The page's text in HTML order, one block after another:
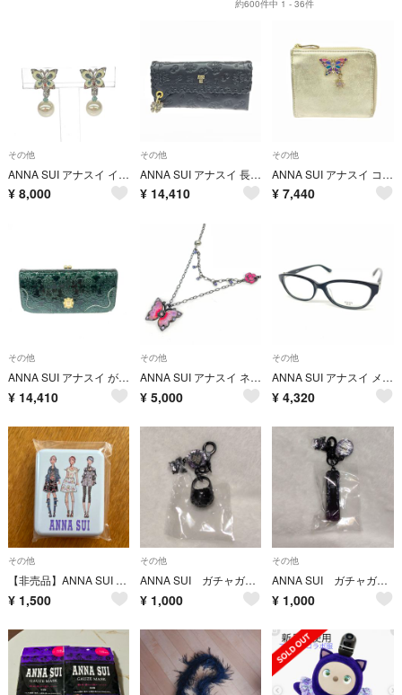
約600件中 1 - 36件
その他
ANNA SUI アナスイ イヤリング バタフライ/蝶/フェイクパール ホワイト レディース / 240001211988
¥ 8,000
その他
ANNA SUI アナスイ 長財布/ダリア がま口/エンボスレザー ブラック レディース / 240001211342
¥ 14,410
その他
ANNA SUI アナスイ コインパース バタフライモチーフ/レザー/ シャンパンゴールド レディース / 240001206066
¥ 7,440
その他
ANNA SUI アナスイ がま口長財布 ルーミー/バラ柄/エナメル グリーン レディース / 240001203981
¥ 14,410
その他
ANNA SUI アナスイ ネックレス バタフライ ブラック レディース / 240001202065
¥ 5,000
その他
ANNA SUI アナスイ メガネ 60-0020-3 ブラック レディース / 240001199904
¥ 4,320
その他
【非売品】ANNA SUI 絆創膏 Mサイズ 20枚入り
¥ 1,500
その他
ANNA SUI ガチャガチャ
¥ 1,000
その他
ANNA SUI ガチャガチャ
¥ 1,000